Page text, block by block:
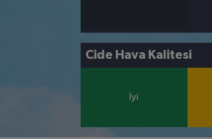
Cide Hava Kalitesi
İyi